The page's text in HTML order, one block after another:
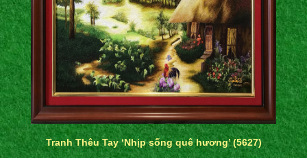
Tranh Thêu Tay ‘Nhịp sống quê hương’ (5627)